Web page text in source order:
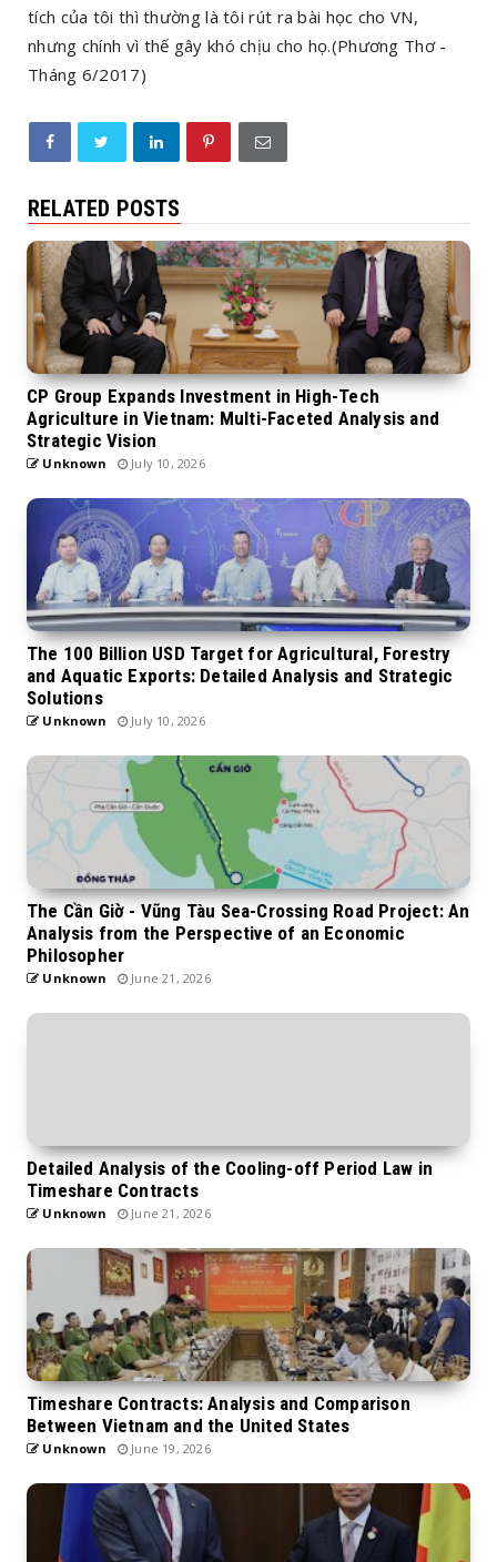
tích của tôi thì thường là tôi rút ra bài học cho VN,
nhưng chính vì thế gây khó chịu cho họ.(Phương Thơ -
Tháng 6/2017)
RELATED POSTS
CP Group Expands Investment in High-Tech
Agriculture in Vietnam: Multi-Faceted Analysis and
Strategic Vision
Unknown July 10, 2026
The 100 Billion USD Target for Agricultural, Forestry
and Aquatic Exports: Detailed Analysis and Strategic
Solutions
Unknown July 10, 2026
The Cần Giờ - Vũng Tàu Sea-Crossing Road Project: An
Analysis from the Perspective of an Economic
Philosopher
Unknown June 21, 2026
Detailed Analysis of the Cooling-off Period Law in
Timeshare Contracts
Unknown June 21, 2026
Timeshare Contracts: Analysis and Comparison
Between Vietnam and the United States
Unknown June 19, 2026